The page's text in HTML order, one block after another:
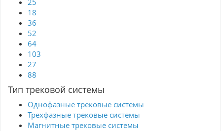
25
18
36
52
64
103
27
88
Тип трековой системы
Однофазные трековые системы
Трехфазные трековые системы
Магнитные трековые системы